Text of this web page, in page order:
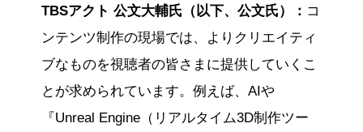
TBSアクト 公文大輔氏（以下、公文氏）： コ
ンテンツ制作の現場では、よりクリエイティ
ブなものを視聴者の皆さまに提供していくこ
とが求められています。例えば、AIや
『Unreal Engine（リアルタイム3D制作ツー